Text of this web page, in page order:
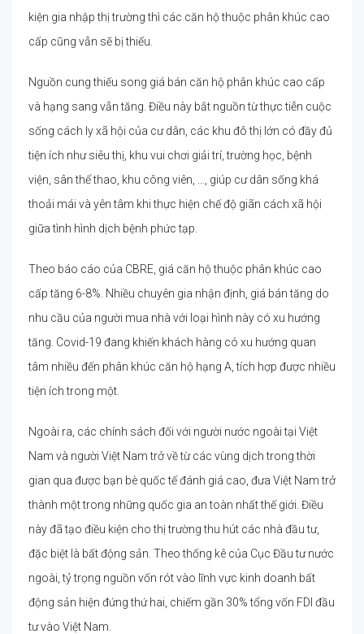
kiện gia nhập thị trường thì các căn hộ thuộc phân khúc cao
cấp cũng vẫn sẽ bị thiếu.
Nguồn cung thiếu song giá bán căn hộ phân khúc cao cấp
và hạng sang vẫn tăng. Điều này bắt nguồn từ thực tiễn cuộc
sống cách ly xã hội của cư dân, các khu đô thị lớn có đầy đủ
tiện ích như siêu thị, khu vui chơi giải trí, trường học, bệnh
viện, sân thể thao, khu công viên, …, giúp cư dân sống khá
thoải mái và yên tâm khi thực hiện chế độ giãn cách xã hội
giữa tình hình dịch bệnh phức tạp.
Theo báo cáo của CBRE, giá căn hộ thuộc phân khúc cao
cấp tăng 6-8%. Nhiều chuyên gia nhận định, giá bán tăng do
nhu cầu của người mua nhà với loại hình này có xu hướng
tăng. Covid-19 đang khiến khách hàng có xu hướng quan
tâm nhiều đến phân khúc căn hộ hạng A, tích hợp được nhiều
tiện ích trong một.
Ngoài ra, các chính sách đối với người nước ngoài tại Việt
Nam và người Việt Nam trở về từ các vùng dịch trong thời
gian qua được bạn bè quốc tế đánh giá cao, đưa Việt Nam trở
thành một trong những quốc gia an toàn nhất thế giới. Điều
này đã tạo điều kiện cho thị trường thu hút các nhà đầu tư,
đặc biệt là bất động sản. Theo thống kê của Cục Đầu tư nước
ngoài, tỷ trọng nguồn vốn rót vào lĩnh vực kinh doanh bất
động sản hiện đứng thứ hai, chiếm gần 30% tổng vốn FDI đầu
tư vào Việt Nam.